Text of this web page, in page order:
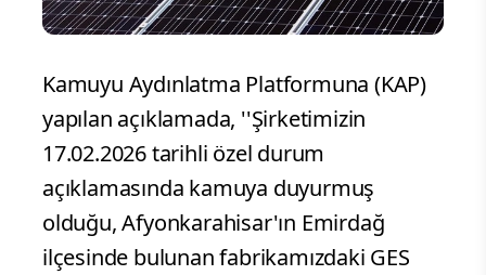
Kamuyu Aydınlatma Platformuna (KAP)
yapılan açıklamada, ''Şirketimizin
17.02.2026 tarihli özel durum
açıklamasında kamuya duyurmuş
olduğu, Afyonkarahisar'ın Emirdağ
ilçesinde bulunan fabrikamızdaki GES